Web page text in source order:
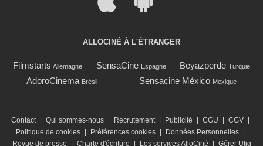
ALLOCINÉ À L'ÉTRANGER
Filmstarts Allemagne SensaCine Espagne Beyazperde Turquie
AdoroCinema Brésil Sensacine México Mexique
Contact | Qui sommes-nous | Recrutement | Publicité | CGU | CGV |
Politique de cookies | Préférences cookies | Données Personnelles |
Revue de presse
| Charte d'écriture | Les services AlloCiné | Gérer Utiq